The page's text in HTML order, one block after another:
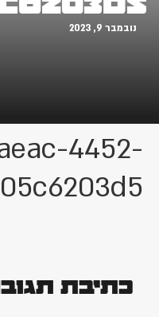
נובמבר 9, 2023
4452-
כתיבת